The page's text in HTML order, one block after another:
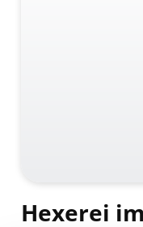
Hexerei